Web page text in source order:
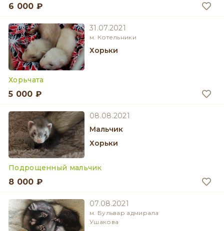
6 000 ₽
31.07.2021
м. Котельники
Хорьки
Хорьчата
5 000 ₽
08.08.2021
мальчик
Хорьки
Подрощенный мальчик
8 000 ₽
07.08.2021
м. Бульвар адмирала
Ушакова